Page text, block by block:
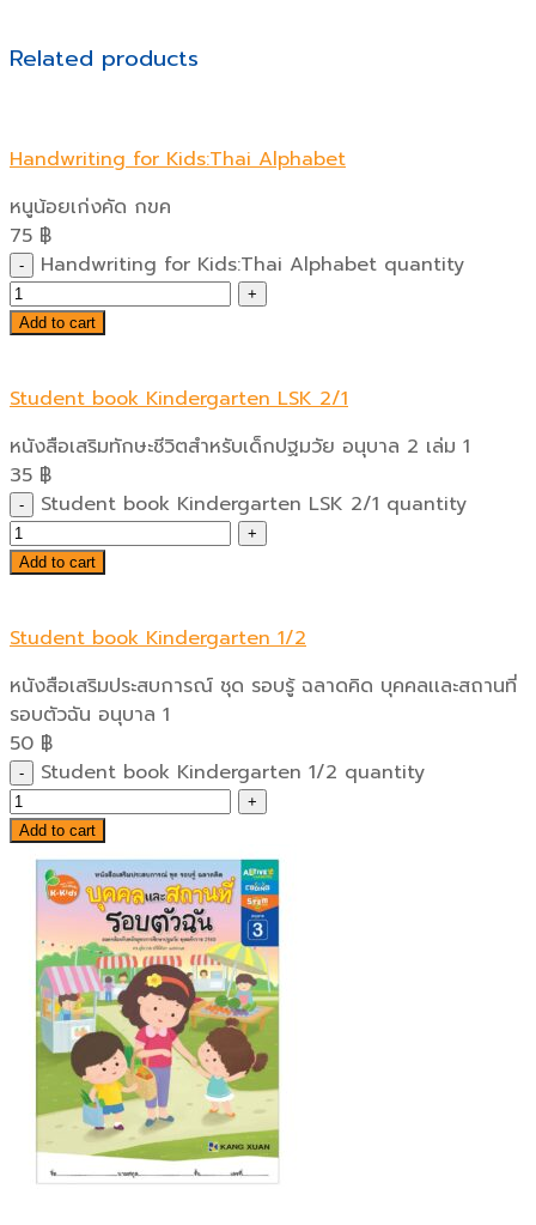
Related products
Handwriting for Kids:Thai Alphabet
หนูน้อยเก่งคัด กขค
75 ฿
Handwriting for Kids:Thai Alphabet quantity
Add to cart
Student book Kindergarten LSK 2/1
หนังสือเสริมทักษะชีวิตสำหรับเด็กปฐมวัย อนุบาล 2 เล่ม 1
35 ฿
Student book Kindergarten LSK 2/1 quantity
Add to cart
Student book Kindergarten 1/2
หนังสือเสริมประสบการณ์ ชุด รอบรู้ ฉลาดคิด บุคคลเเละสถานที่
รอบตัวฉัน อนุบาล 1
50 ฿
Student book Kindergarten 1/2 quantity
Add to cart